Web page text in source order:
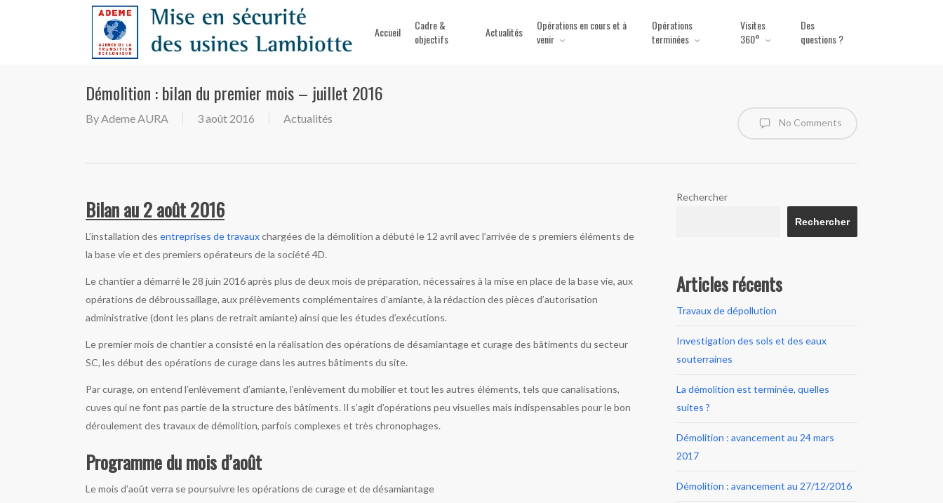
Accueil
Cadre &
objectifs
Actualités
Opérations en cours et à
venir
Opérations
terminées
Visites
360°
Des
questions ?
Démolition : bilan du premier mois – juillet 2016
ByAdeme AURA 3 août 2016 Actualités No Comments
Bilan au 2 août 2016
L’installation des entreprises de travauxchargées de la démolition a débuté le 12 avril avec l’arrivée de s premiers éléments de
la base vie et des premiers opérateurs de la société 4D.
Le chantier a démarré le 28 juin 2016 après plus de deux mois de préparation, nécessaires à la mise en place de la base vie, aux
opérations de débroussaillage, aux prélèvements complémentaires d’amiante, à la rédaction des pièces d’autorisation
administrative (dont les plans de retrait amiante) ainsi que les études d’exécutions.
Le premier mois de chantier a consisté en la réalisation des opérations de désamiantage et curage des bâtiments du secteur
SC, les début des opérations de curage dans les autres bâtiments du site.
Par curage, on entend l’enlèvement d’amiante, l’enlèvement du mobilier et tout les autres éléments, tels que canalisations,
cuves qui ne font pas partie de la structure des bâtiments. Il s’agit d’opérations peu visuelles mais indispensables pour le bon
déroulement des travaux de démolition, parfois complexes et très chronophages.
Programme du mois d’août
Le mois d’août verra se poursuivre les opérations de curage et de désamiantage
Rechercher
Rechercher
Articles récents
Travaux de dépollution
Investigation des sols et des eaux
souterraines
La démolition est terminée, quelles
suites ?
Démolition : avancement au 24 mars
2017
Démolition : avancement au 27/12/2016